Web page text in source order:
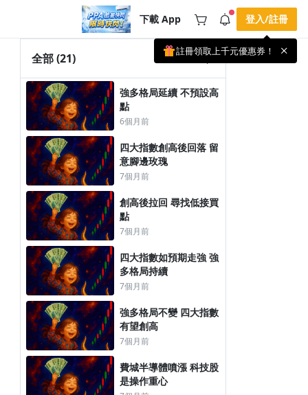
下載 App
載 APP 領取獎勵，隨時吸收新知識
手機掃描下載
🌞 PPA 避暑津貼．冷氣房升級｜
期間快閃活動
🥵 酷暑限時快閃｜單筆滿 NT$2,500 現
折 NT$300、再贈最高 2% 點數回饋！
🚀 酷暑來襲．偷偷在冷氣房升級 📈
⭐️ 【冷氣房進修 限時開跑】◾單筆滿
NT$2,500 現折 NT$300◾活動期間：即
日起 - 8/13（只有一週）-📣 酷暑季好康
\ 再加碼 /→ 點數回饋無上限🔥購買任一
課程 or 訂閱✅ 消費即享回饋 1% 點數
✅ 滿 $5,000 回饋 2% 點數🎁 此為 PPA
官方帳號 Line@ 專屬活動，加入好友👉
享有「渠道專屬活動」及「個人化推
播」！
3 天前
查看全部
登入/註冊
註冊領取上千元優惠券！
全部(21)
強多格局延續 不預設高
點
6個月前
四大指數創高後回落 留
意腳邊玫瑰
7個月前
創高後拉回 尋找低接買
點
7個月前
四大指數如預期走強 強
多格局持續
7個月前
強多格局不變 四大指數
有望創高
7個月前
費城半導體噴漲 科技股
是操作重心